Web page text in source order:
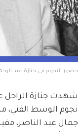
حضور النجوم في جنازة عبد
شهدت جنازة الراحل
نجوم الوسط الفني،
جمال عبد الناصر،